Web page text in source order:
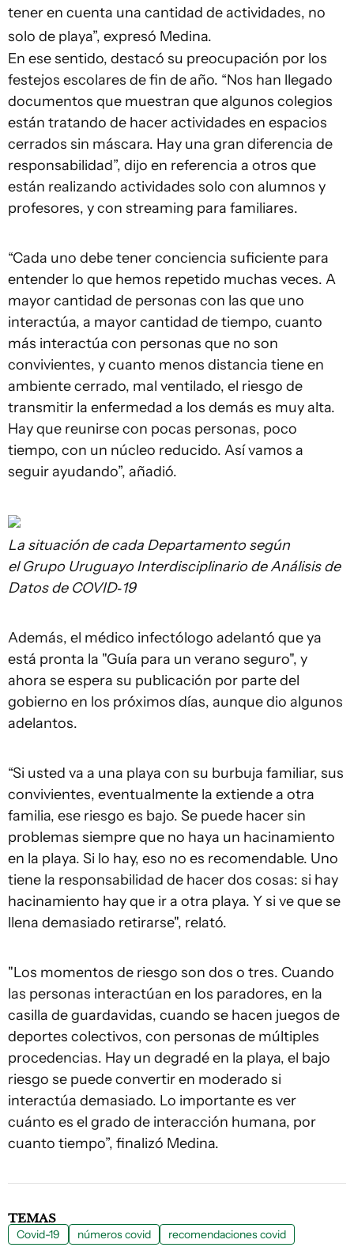
tener en cuenta una cantidad de actividades, no
solo de playa”, expresó Medina.
En ese sentido, destacó su preocupación por los
festejos escolares de fin de año. “Nos han llegado
documentos que muestran que algunos colegios
están tratando de hacer actividades en espacios
cerrados sin máscara. Hay una gran diferencia de
responsabilidad”, dijo en referencia a otros que
están realizando actividades solo con alumnos y
profesores, y con streaming para familiares.
“Cada uno debe tener conciencia suficiente para
entender lo que hemos repetido muchas veces. A
mayor cantidad de personas con las que uno
interactúa, a mayor cantidad de tiempo, cuanto
más interactúa con personas que no son
convivientes, y cuanto menos distancia tiene en
ambiente cerrado, mal ventilado, el riesgo de
transmitir la enfermedad a los demás es muy alta.
Hay que reunirse con pocas personas, poco
tiempo, con un núcleo reducido. Así vamos a
seguir ayudando”, añadió.
La situación de cada Departamento según
el Grupo Uruguayo Interdisciplinario de Análisis de
Datos de COVID‑19
Además, el médico infectólogo adelantó que ya
está pronta la "Guía para un verano seguro", y
ahora se espera su publicación por parte del
gobierno en los próximos días, aunque dio algunos
adelantos.
“Si usted va a una playa con su burbuja familiar, sus
convivientes, eventualmente la extiende a otra
familia, ese riesgo es bajo. Se puede hacer sin
problemas siempre que no haya un hacinamiento
en la playa. Si lo hay, eso no es recomendable. Uno
tiene la responsabilidad de hacer dos cosas: si hay
hacinamiento hay que ir a otra playa. Y si ve que se
llena demasiado retirarse", relató.
"Los momentos de riesgo son dos o tres. Cuando
las personas interactúan en los paradores, en la
casilla de guardavidas, cuando se hacen juegos de
deportes colectivos, con personas de múltiples
procedencias. Hay un degradé en la playa, el bajo
riesgo se puede convertir en moderado si
interactúa demasiado. Lo importante es ver
cuánto es el grado de interacción humana, por
cuanto tiempo”, finalizó Medina.
TEMAS
Covid-19 números covid recomendaciones covid